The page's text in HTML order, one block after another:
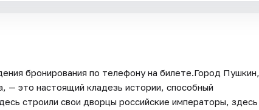
бронирования по телефону на билете.Город Пушкин,
— это настоящий кладезь истории, способный
строили свои дворцы российские императоры, здесь